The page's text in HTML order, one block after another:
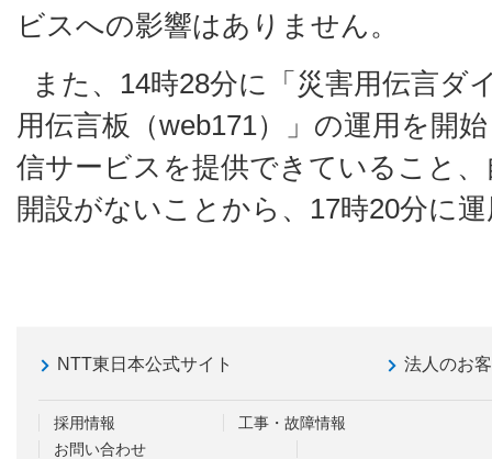
ビスへの影響はありません。
また、14時28分に「災害用伝言ダ
用伝言板（web171）」の運用を開
信サービスを提供できていること
開設がないことから、17時20分に
NTT東日本公式サイト 法人のお
採用情報
工事・故障情報
お問い合わせ